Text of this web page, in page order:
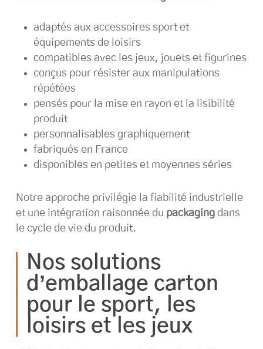
adaptés aux accessoires sport et
équipements de loisirs
compatibles avec les jeux, jouets et figurines
conçus pour résister aux manipulations
répétées
pensés pour la mise en rayon et la lisibilité
produit
personnalisables graphiquement
fabriqués en France
disponibles en petites et moyennes séries
Notre approche privilégie la fiabilité industrielle
et une intégration raisonnée du packagingdans
le cycle de vie du produit.
Nos solutions
d’emballage carton
pour le sport, les
loisirs et les jeux